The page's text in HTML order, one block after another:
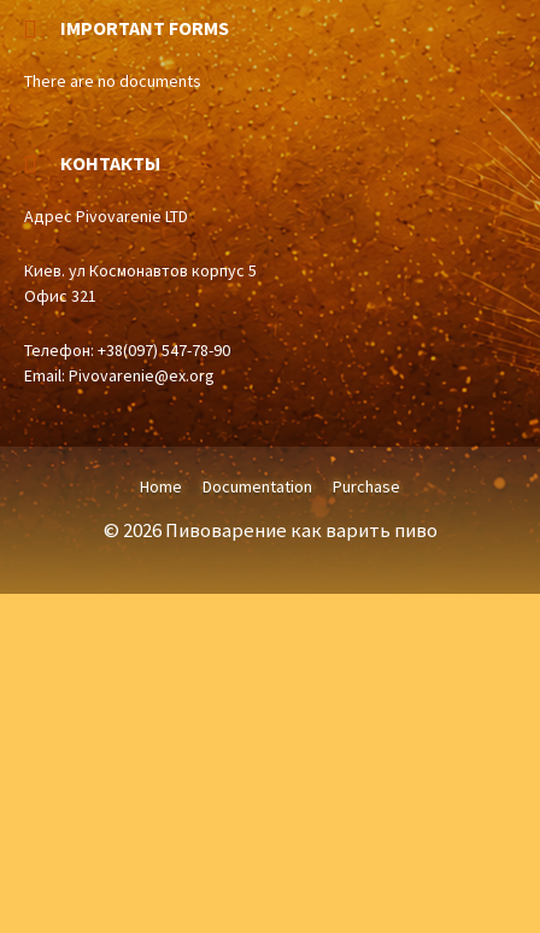
IMPORTANT FORMS
There are no documents
КОНТАКТЫ
Адрес Pivovarenie LTD
Киев. ул Космонавтов корпус 5
Офис 321
Телефон: +38(097) 547-78-90
Email: Pivovarenie@ex.org
Home Documentation Purchase
© 2026 Пивоварение как варить пиво